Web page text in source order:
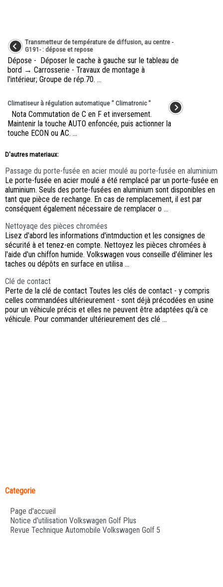
Transmetteur de température de diffusion, au centre -
G191- : dépose et repose
Dépose - Déposer le cache à gauche sur le tableau de
bord → Carrosserie - Travaux de montage à
l'intérieur; Groupe de rép.70. ...
Climatiseur à régulation automatique " Climatronic "
Nota Commutation de C en F et inversement.
Maintenir la touche AUTO enfoncée, puis actionner la
touche ECON ou AC. ...
D'autres materiaux:
Passage du porte-fusée en acier moulé au porte-fusée en aluminium
Le porte-fusée en acier moulé a été remplacé par un porte-fusée en
aluminium. Seuls des porte-fusées en aluminium sont disponibles en
tant que pièce de rechange. En cas de remplacement, il est par
conséquent également nécessaire de remplacer o ...
Nettoyaqe des pièces chromées
Lisez d'abord les informations d'intmduction et les consignes de
sécurité à et tenez-en compte. Nettoyez les pièces chromées à
l'aide d'un chiffon humide. Volkswagen vous conseille d'éliminer les
taches ou dépôts en surface en utilisa ...
Clé de contact
Perte de la clé de contact Toutes les clés de contact - y compris
celles commandées ultérieurement - sont déjà précodées en usine
pour un véhicule précis et elles ne peuvent être adaptées qu'à ce
véhicule. Pour commander ultérieurement des clé ...
Categorie
Page d'accueil
Notice d'utilisation Volkswagen Golf Plus
Revue Technique Automobile Volkswagen Golf 5